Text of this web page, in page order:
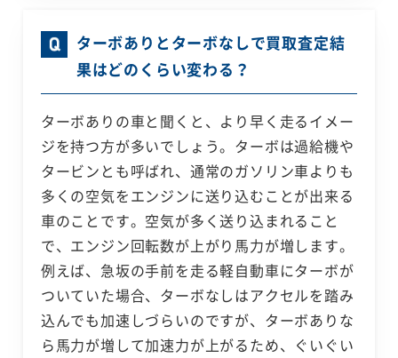
ターボありとターボなしで買取査定結
果はどのくらい変わる？
ターボありの車と聞くと、より早く走るイメー
ジを持つ方が多いでしょう。ターボは過給機や
タービンとも呼ばれ、通常のガソリン車よりも
多くの空気をエンジンに送り込むことが出来る
車のことです。空気が多く送り込まれること
で、エンジン回転数が上がり馬力が増します。
例えば、急坂の手前を走る軽自動車にターボが
ついていた場合、ターボなしはアクセルを踏み
込んでも加速しづらいのですが、ターボありな
ら馬力が増して加速力が上がるため、ぐいぐい